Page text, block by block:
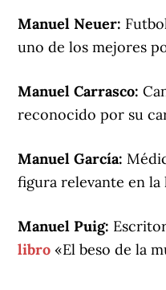
Manuel Neuer:
uno de los mejores
Manuel Carrasco:
reconocido por su
Manuel García:
figura relevante en
Manuel Puig:
libro «El beso de la